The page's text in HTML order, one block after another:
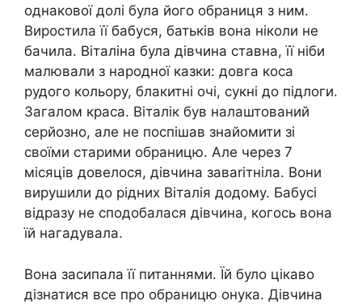
однакової долі була його обраниця з ним.
Виростила її бабуся, батьків вона ніколи не
бачила. Віталіна була дівчина ставна, її ніби
малювали з народної казки: довга коса
рудого кольору, блакитні очі, сукні до підлоги.
Загалом краса. Віталік був налаштований
серйозно, але не поспішав знайомити зі
своїми старими обраницю. Але через 7
місяців довелося, дівчина заваrітніла. Вони
вирушили до рідних Віталія додому. Бабусі
відразу не сподобалася дівчина, когось вона
їй нагадувала.
Вона засипала її питаннями. Їй було цікаво
дізнатися все про обраницю онука. Дівчина